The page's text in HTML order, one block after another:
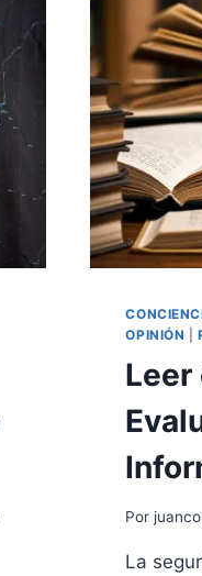
OPINIÓN |
Leer
Por
La